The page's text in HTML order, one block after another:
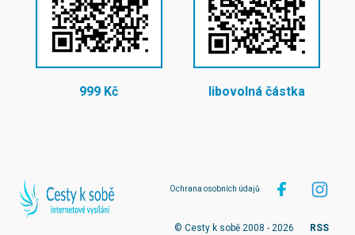
999 Kč libovolná částka
Ochrana osobních údajů
© Cesty k sobě 2008 - 2026 RSS